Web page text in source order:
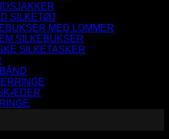
SILKETØJ
MED LOMMER
SILKEBUKSER
SILKETASKER